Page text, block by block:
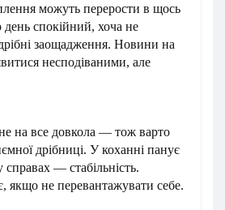
можуть перерости в щось
спокійний, хоча не
заощадження. Новини на
несподіваними, але
на все довкола — тож варто
дрібниці. У коханні панує
справах — стабільність.
якщо не перевантажувати себе.